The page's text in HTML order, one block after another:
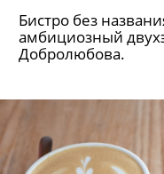
Бистро без
амбициозный
Добролюбова.